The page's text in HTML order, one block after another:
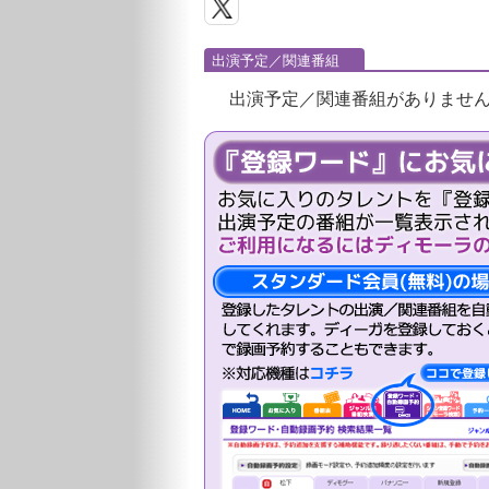
出演予定／関連番組
出演予定／関連番組がありませ